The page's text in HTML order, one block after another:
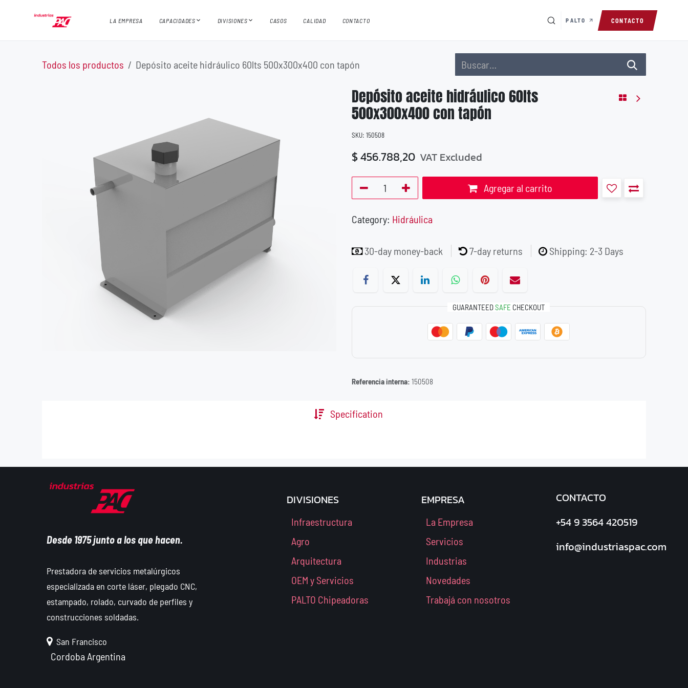
LA EMPRESA CAPACIDADES DIVISIONES CASOS CALIDAD CONTACTO PALTO CONTACTO
Todos los productos Depósito aceite hidráulico 60lts 500x300x400 con tapón
Depósito aceite hidráulico 60lts
500x300x400 con tapón
SKU: 150508
$456.788,20 VAT Excluded
Agregar al carrito
Category: Hidráulica
30-day money-back 7-day returns Shipping: 2-3 Days
GUARANTEEDSAFE CHECKOUT
Referencia interna: 150508
Specification
Desde 1975 junto a los que hacen.
Prestadora de servicios metalúrgicos
especializada en corte láser, plegado CNC,
estampado, rolado, curvado de perfiles y
construcciones soldadas.
San Francisco
Cordoba Argentina
DIVISIONES
Infraestructura
Agro
Arquitectura
OEM y Servicios
PALTO Chipeadoras
EMPRESA
La Empresa
Servicios
Industrias
Novedades
Trabajá con nosotros
CONTACTO
+54 9 3564 420519
info@industriaspac.com